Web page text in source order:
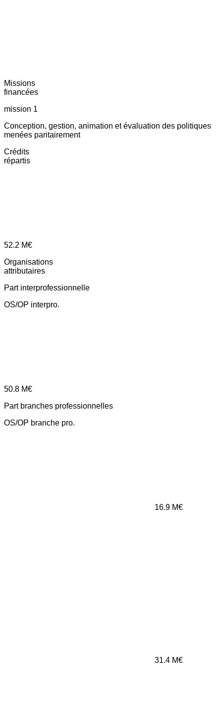
Missions
financées
mission 1
Conception, gestion, animation et évaluation des politiques
menées paritairement
Crédits
répartis
52.2 M€
Organisations
attributaires
Part interprofessionnelle
OS/OP interpro.
50.8 M€
Part branches professionnelles
OS/OP branche pro.
16.9 M€
31.4 M€